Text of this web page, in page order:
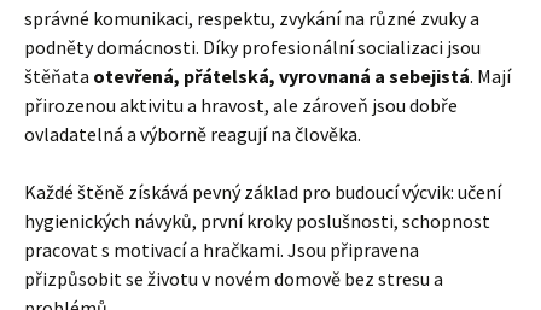
správné komunikaci, respektu, zvykání na různé zvuky a
podněty domácnosti. Díky profesionální socializaci jsou
štěňata otevřená, přátelská, vyrovnaná a sebejistá. Mají
přirozenou aktivitu a hravost, ale zároveň jsou dobře
ovladatelná a výborně reagují na člověka.
Každé štěně získává pevný základ pro budoucí výcvik: učení
hygienických návyků, první kroky poslušnosti, schopnost
pracovat s motivací a hračkami. Jsou připravena
přizpůsobit se životu v novém domově bez stresu a